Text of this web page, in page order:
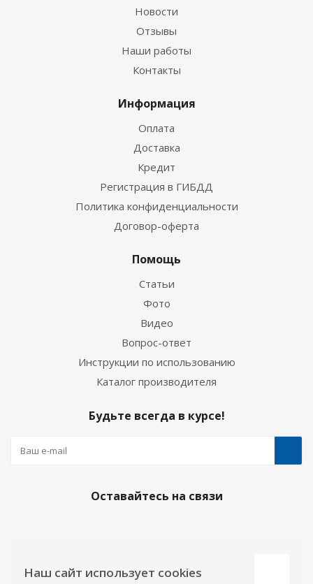
Новости
Отзывы
Наши работы
Контакты
Информация
Оплата
Доставка
Кредит
Регистрация в ГИБДД
Политика конфиденциальности
Договор-оферта
Помощь
Статьи
Фото
Видео
Вопрос-ответ
Инструкции по использованию
Каталог производителя
Будьте всегда в курсе!
Оставайтесь на связи
Наши контакты
Наш сайт использует cookies